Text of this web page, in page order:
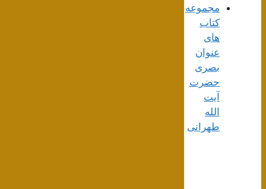
مجموعه
کتاب
های
عنوان
بصری
حضرت
آیت
الله
طهرانی